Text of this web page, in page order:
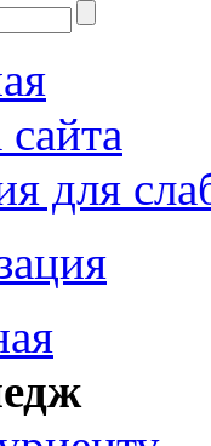
сайта
для